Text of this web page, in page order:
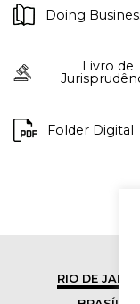
Doing
Livro de
Folder Digital
RIO DE